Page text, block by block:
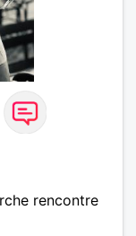
rencontre